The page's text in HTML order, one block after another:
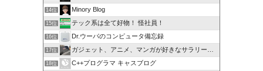
14位 Minory Blog
15位 テック系は全て好物！ 怪社員！
16位 Dr.ウーパのコンピュータ備忘録
17位 ガジェット、アニメ、マンガが好きなサラリーマンブログです。
18位 C++プログラマ キャスブログ